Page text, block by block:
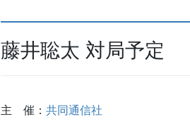
藤井聡太 対局予定
主 催： 共同通信社